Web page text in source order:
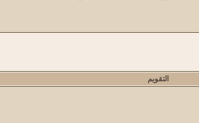
التقويم